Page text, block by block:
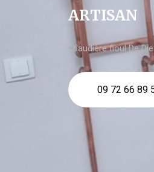
ARTISAN
chaudière fioul De
09 72 66 89